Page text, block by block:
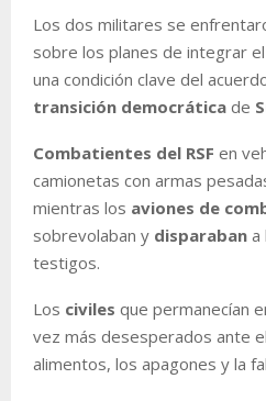
Los dos militares se
sobre los planes de integrar el
una condición clave del
transición democrática de
Combatientes del RSF en
camionetas con armas
mientras los aviones de
sobrevolaban y disparaban a
testigos.
Los civiles que permanecían
vez más desesperados ante
alimentos, los apagones y la